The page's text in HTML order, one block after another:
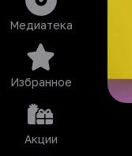
Медиатека
Избранное
Акции